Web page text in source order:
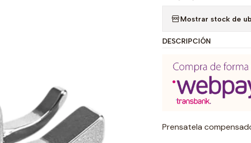
Mostrar stock de
DESCRIPCIÓN
Prensatela